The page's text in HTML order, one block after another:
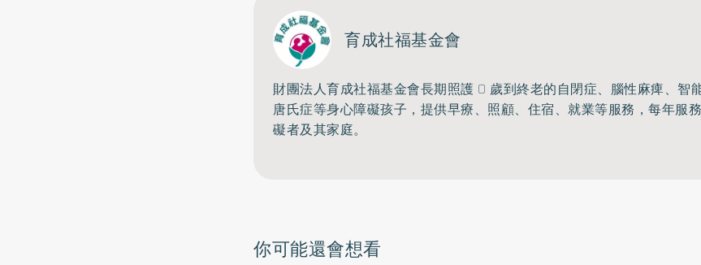
育成社福基金會
財團法人育成社福基金會長期照護 0 歲到終老的自閉症、腦性麻痺、智
唐氏症等身心障礙孩子，提供早療、照顧、住宿、就業等服務，每年服
礙者及其家庭。
你可能還會想看